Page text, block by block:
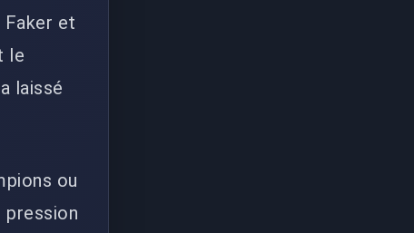
et
le
laissé
ou
pression